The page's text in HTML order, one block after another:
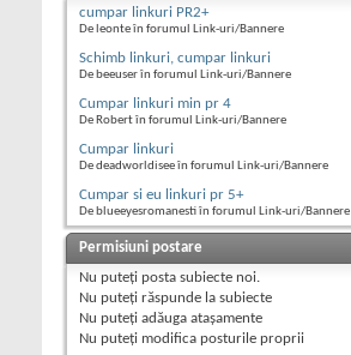
cumpar linkuri PR2+
De leonte în forumul Link-uri/Bannere
Schimb linkuri, cumpar linkuri
De beeuser în forumul Link-uri/Bannere
Cumpar linkuri min pr 4
De Robert în forumul Link-uri/Bannere
Cumpar linkuri
De deadworldisee în forumul Link-uri/Bannere
Cumpar si eu linkuri pr 5+
De blueeyesromanesti în forumul Link-uri/Bannere
Permisiuni postare
Nu puteţi posta subiecte noi.
Nu puteţi răspunde la subiecte
Nu puteţi adăuga ataşamente
Nu puteţi modifica posturile proprii